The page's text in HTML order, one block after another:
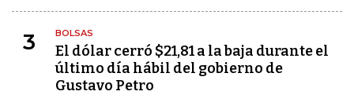
3 BOLSAS
El dólar cerró $21,81 a la baja durante el
último día hábil del gobierno de
Gustavo Petro